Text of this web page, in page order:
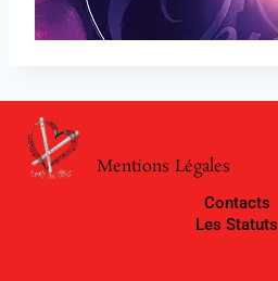
Mentions Légales
Contacts
Les Statuts